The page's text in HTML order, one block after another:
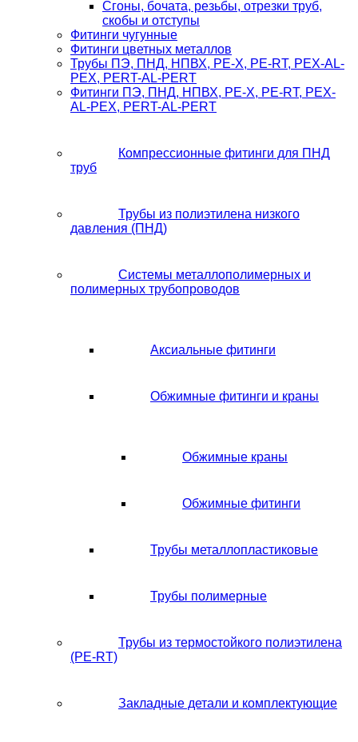
Сгоны, бочата, резьбы, отрезки труб,
скобы и отступы
Фитинги чугунные
Фитинги цветных металлов
Трубы ПЭ, ПНД, НПВХ, PE-X, PE-RT, PEX-AL-
PEX, PERT-AL-PERT
Фитинги ПЭ, ПНД, НПВХ, PE-X, PE-RT, PEX-
AL-PEX, PERT-AL-PERT
Компрессионные фитинги для ПНД
труб
Трубы из полиэтилена низкого
давления (ПНД)
Системы металлополимерных и
полимерных трубопроводов
Аксиальные фитинги
Обжимные фитинги и краны
Обжимные краны
Обжимные фитинги
Трубы металлопластиковые
Трубы полимерные
Трубы из термостойкого полиэтилена
(PE-RT)
Закладные детали и комплектующие